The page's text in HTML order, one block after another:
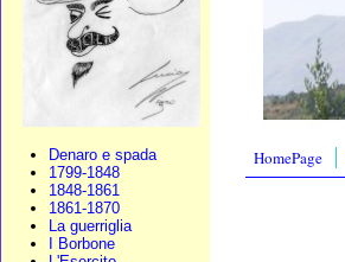
Denaro e spada
1799-1848
1848-1861
1861-1870
La guerriglia
I Borbone
HomePage